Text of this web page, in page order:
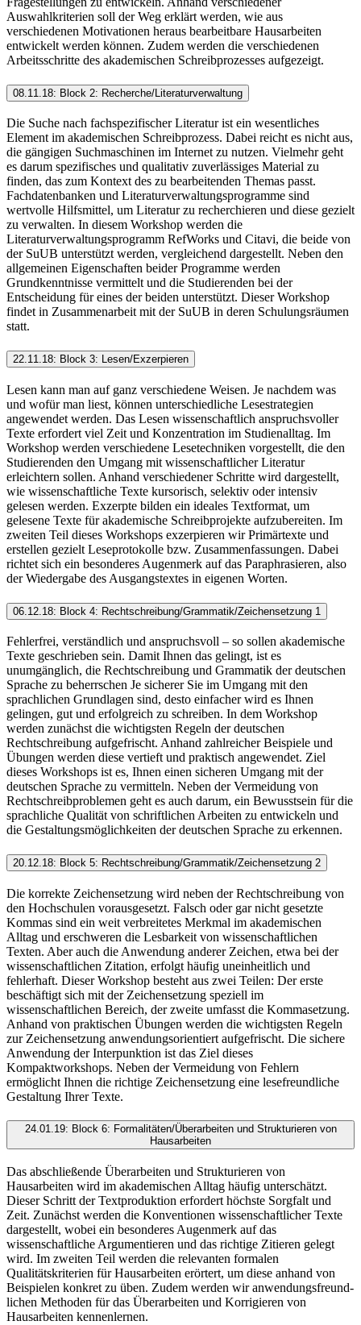
Auswahlkriterien soll der Weg erklärt werden, wie aus
verschiedenen Motivationen heraus bearbeitbare Hausarbeiten
entwickelt werden können. Zudem werden die verschiedenen
Arbeitsschritte des akademischen Schreibprozesses aufgezeigt.
08.11.18: Block 2: Recherche/Literaturverwaltung
Die Suche nach fachspezifischer Literatur ist ein wesentliches
Element im akademischen Schreibprozess. Dabei reicht es nicht aus,
die gängigen Suchmaschinen im Internet zu nutzen. Vielmehr geht
es darum spezifisches und qualitativ zuverlässiges Material zu
finden, das zum Kontext des zu bearbeitenden Themas passt.
Fachdatenbanken und Literaturverwaltungsprogramme sind
wertvolle Hilfsmittel, um Literatur zu recherchieren und diese gezielt
zu verwalten. In diesem Workshop werden die
Literaturverwaltungsprogramm RefWorks und Citavi, die beide von
der SuUB unterstützt werden, vergleichend dargestellt. Neben den
allgemeinen Eigenschaften beider Programme werden
Grundkenntnisse vermittelt und die Studierenden bei der
Entscheidung für eines der beiden unterstützt. Dieser Workshop
findet in Zusammenarbeit mit der SuUB in deren Schulungsräumen
statt.
22.11.18: Block 3: Lesen/Exzerpieren
Lesen kann man auf ganz verschiedene Weisen. Je nachdem was
und wofür man liest, können unterschiedliche Lesestrategien
angewendet werden. Das Lesen wissenschaftlich anspruchs­voller
Texte erfordert viel Zeit und Konzentration im Studienalltag. Im
Workshop werden verschiedene Lesetechniken vorgestellt, die den
Studierenden den Umgang mit wissenschaft­licher Literatur
erleichtern sollen. Anhand verschiedener Schritte wird dargestellt,
wie wissen­schaftliche Texte kursorisch, selektiv oder intensiv
gelesen werden. Exzerpte bilden ein ideales Textformat, um
gelesene Texte für akademische Schreibprojekte aufzubereiten. Im
zweiten Teil dieses Workshops exzerpieren wir Primärtexte und
erstellen gezielt Leseprotokolle bzw. Zusammenfassungen. Dabei
richtet sich ein besonderes Augen­merk auf das Paraphrasieren, also
der Wiedergabe des Ausgangstextes in eigenen Worten.
06.12.18: Block 4: Rechtschreibung/Grammatik/Zeichensetzung 1
Fehlerfrei, verständlich und anspruchsvoll – so sollen akademische
Texte geschrieben sein. Damit Ihnen das gelingt, ist es
unumgänglich, die Rechtschreibung und Grammatik der deutschen
Sprache zu beherrschen Je sicherer Sie im Umgang mit den
sprachlichen Grundlagen sind, desto einfacher wird es Ihnen
gelingen, gut und erfolgreich zu schreiben. In dem Workshop
werden zunächst die wichtigsten Regeln der deutschen
Rechtschreibung aufgefrischt. Anhand zahlreicher Beispiele und
Übungen werden diese vertieft und praktisch angewendet. Ziel
dieses Workshops ist es, Ihnen einen sicheren Umgang mit der
deutschen Sprache zu vermitteln. Neben der Vermeidung von
Rechtschreibproblemen geht es auch darum, ein Bewusstsein für die
sprachliche Qualität von schriftlichen Arbeiten zu entwickeln und
die Gestaltungsmöglichkeiten der deutschen Sprache zu erkennen.
20.12.18: Block 5: Rechtschreibung/Grammatik/Zeichensetzung 2
Die korrekte Zeichensetzung wird neben der Rechtschreibung von
den Hochschulen vorausgesetzt. Falsch oder gar nicht gesetzte
Kommas sind ein weit verbreitetes Merkmal im akademischen
Alltag und erschweren die Lesbarkeit von wissenschaftlichen
Texten. Aber auch die Anwendung anderer Zeichen, etwa bei der
wissenschaftlichen Zitation, erfolgt häufig uneinheitlich und
fehlerhaft. Dieser Workshop besteht aus zwei Teilen: Der erste
beschäftigt sich mit der Zeichensetzung speziell im
wissenschaftlichen Bereich, der zweite umfasst die Kommasetzung.
Anhand von praktischen Übungen werden die wichtigsten Regeln
zur Zeichensetzung anwendungsorientiert aufgefrischt. Die sichere
Anwendung der Interpunktion ist das Ziel dieses
Kompaktworkshops. Neben der Vermeidung von Fehlern
ermöglicht Ihnen die richtige Zeichensetzung eine lesefreundliche
Gestaltung Ihrer Texte.
24.01.19: Block 6: Formalitäten/Überarbeiten und Strukturieren von
Hausarbeiten
Das abschließende Überarbeiten und Strukturieren von
Hausarbeiten wird im akademischen Alltag häufig unterschätzt.
Dieser Schritt der Textproduktion erfordert höchste Sorgfalt und
Zeit. Zunächst werden die Konventionen wissenschaftlicher Texte
dargestellt, wobei ein besonderes Augenmerk auf das
wissenschaftliche Argumentieren und das richtige Zitieren gelegt
wird. Im zweiten Teil werden die relevanten formalen
Qualitätskriterien für Hausarbeiten erörtert, um diese anhand von
Beispielen konkret zu üben. Zudem werden wir anwendungsfreund­
lichen Methoden für das Überarbeiten und Korrigieren von
Hausarbeiten kennenlernen.